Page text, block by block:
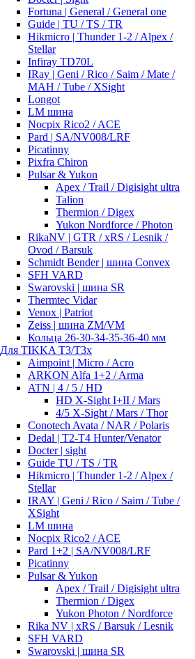
Fortuna | General / General one
Guide | TU / TS / TR
Hikmicro | Thunder 1-2 / Alpex /
Stellar
Infiray TD70L
IRay | Geni / Rico / Saim / Mate /
MAH / Tube / XSight
Longot
LM шина
Nocpix Rico2 / ACE
Pard | SA/NV008/LRF
Picatinny
Pixfra Chiron
Pulsar & Yukon
Apex / Trail / Digisight ultra
Talion
Thermion / Digex
Yukon Nordforce / Photon
RikaNV | GTR / xRS / Lesnik /
Ovod / Barsuk
Schmidt Bender | шина Convex
SFH VARD
Swarovski | шина SR
Thermtec Vidar
Venox | Patriot
Zeiss | шина ZM/VM
Кольца 26-30-34-35-36-40 мм
Для TIKKA T3/T3x
Aimpoint | Micro / Acro
ARKON Alfa 1+2 / Arma
ATN | 4 / 5 / HD
HD X-Sight I+II / Mars
4/5 X-Sight / Mars / Thor
Conotech Avata / NAR / Polaris
Dedal | T2-T4 Hunter/Venator
Docter | sight
Guide TU / TS / TR
Hikmicro | Thunder 1-2 / Alpex /
Stellar
IRAY | Geni / Rico / Saim / Tube /
XSight
LM шина
Nocpix Rico2 / ACE
Pard 1+2 | SA/NV008/LRF
Picatinny
Pulsar & Yukon
Apex / Trail / Digisight ultra
Thermion / Digex
Yukon Photon / Nordforce
Rika NV | xRS / Barsuk / Lesnik
SFH VARD
Swarovski | шина SR